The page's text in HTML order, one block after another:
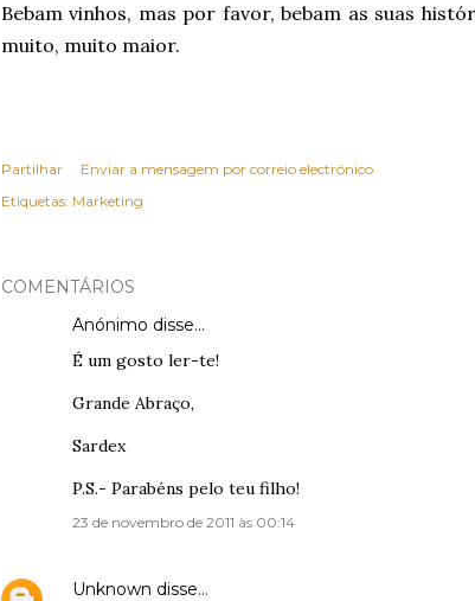
Bebam vinhos, mas por favor, bebam as suas
muito, muito maior.
Partilhar
Enviar a mensagem por correio electrónico
Etiquetas: Marketing
COMENTÁRIOS
Anónimo disse…
É um gosto ler-te!
Grande Abraço,
Sardex
P.S.- Parabéns pelo teu filho!
23 de novembro de 2011 às 00:14
Unknown disse…